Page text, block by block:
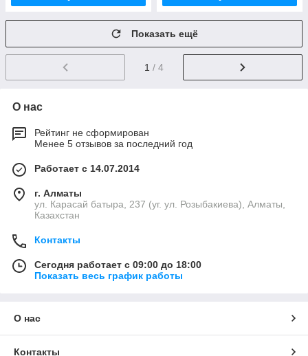
Показать ещё
1 / 4
О нас
Рейтинг не сформирован
Менее 5 отзывов за последний год
Работает с 14.07.2014
г. Алматы
ул. Карасай батыра, 237 (уг. ул. Розыбакиева), Алматы,
Казахстан
Контакты
Сегодня работает с 09:00 до 18:00
Показать весь график работы
О нас
Контакты